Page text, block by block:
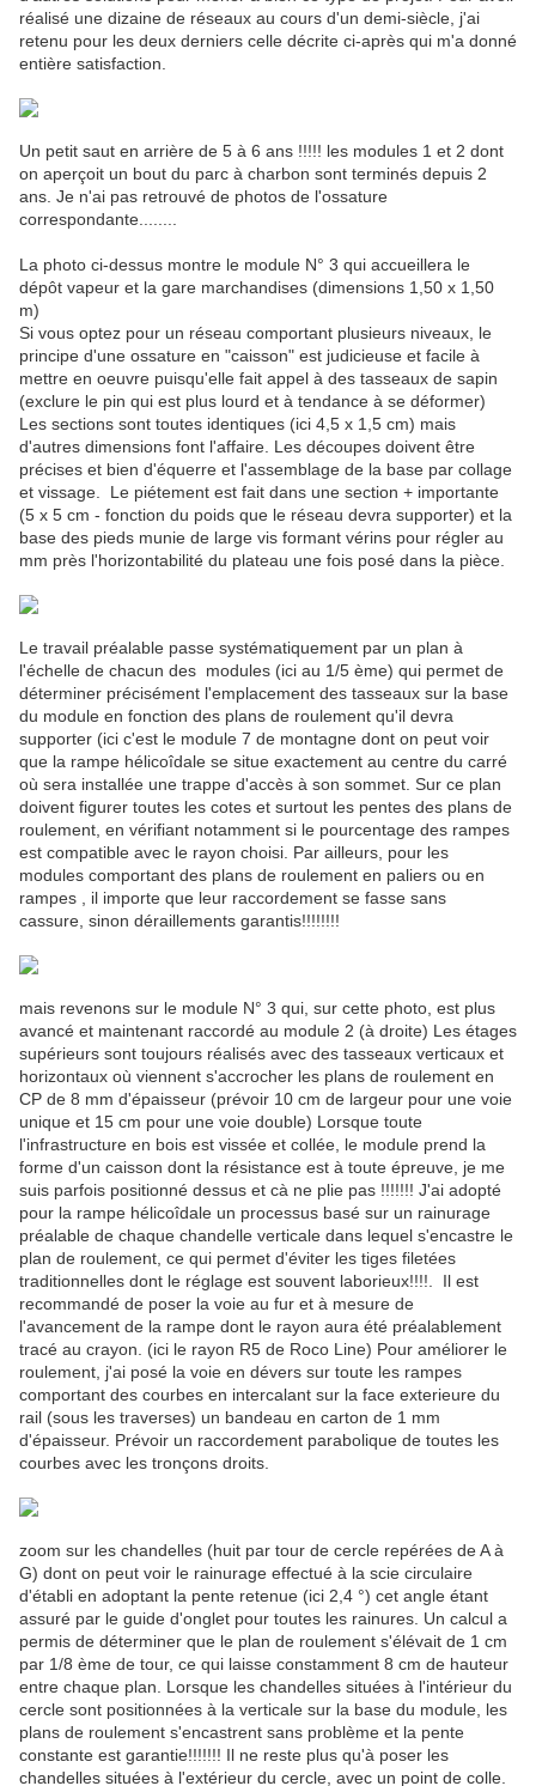
réalisé une dizaine de réseaux au cours d'un demi-siècle, j'ai
retenu pour les deux derniers celle décrite ci-après qui m'a donné
entière satisfaction.
Un petit saut en arrière de 5 à 6 ans !!!!! les modules 1 et 2 dont
on aperçoit un bout du parc à charbon sont terminés depuis 2
ans. Je n'ai pas retrouvé de photos de l'ossature
correspondante........
La photo ci-dessus montre le module N° 3 qui accueillera le
dépôt vapeur et la gare marchandises (dimensions 1,50 x 1,50
m)
Si vous optez pour un réseau comportant plusieurs niveaux, le
principe d'une ossature en "caisson" est judicieuse et facile à
mettre en oeuvre puisqu'elle fait appel à des tasseaux de sapin
(exclure le pin qui est plus lourd et à tendance à se déformer)
Les sections sont toutes identiques (ici 4,5 x 1,5 cm) mais
d'autres dimensions font l'affaire. Les découpes doivent être
précises et bien d'équerre et l'assemblage de la base par collage
et vissage. Le piétement est fait dans une section + importante
(5 x 5 cm - fonction du poids que le réseau devra supporter) et la
base des pieds munie de large vis formant vérins pour régler au
mm près l'horizontabilité du plateau une fois posé dans la pièce.
Le travail préalable passe systématiquement par un plan à
l'échelle de chacun des modules (ici au 1/5 ème) qui permet de
déterminer précisément l'emplacement des tasseaux sur la base
du module en fonction des plans de roulement qu'il devra
supporter (ici c'est le module 7 de montagne dont on peut voir
que la rampe hélicoîdale se situe exactement au centre du carré
où sera installée une trappe d'accès à son sommet. Sur ce plan
doivent figurer toutes les cotes et surtout les pentes des plans de
roulement, en vérifiant notamment si le pourcentage des rampes
est compatible avec le rayon choisi. Par ailleurs, pour les
modules comportant des plans de roulement en paliers ou en
rampes , il importe que leur raccordement se fasse sans
cassure, sinon déraillements garantis!!!!!!!!
mais revenons sur le module N° 3 qui, sur cette photo, est plus
avancé et maintenant raccordé au module 2 (à droite) Les étages
supérieurs sont toujours réalisés avec des tasseaux verticaux et
horizontaux où viennent s'accrocher les plans de roulement en
CP de 8 mm d'épaisseur (prévoir 10 cm de largeur pour une voie
unique et 15 cm pour une voie double) Lorsque toute
l'infrastructure en bois est vissée et collée, le module prend la
forme d'un caisson dont la résistance est à toute épreuve, je me
suis parfois positionné dessus et cà ne plie pas !!!!!!! J'ai adopté
pour la rampe hélicoîdale un processus basé sur un rainurage
préalable de chaque chandelle verticale dans lequel s'encastre le
plan de roulement, ce qui permet d'éviter les tiges filetées
traditionnelles dont le réglage est souvent laborieux!!!!. Il est
recommandé de poser la voie au fur et à mesure de
l'avancement de la rampe dont le rayon aura été préalablement
tracé au crayon. (ici le rayon R5 de Roco Line) Pour améliorer le
roulement, j'ai posé la voie en dévers sur toute les rampes
comportant des courbes en intercalant sur la face exterieure du
rail (sous les traverses) un bandeau en carton de 1 mm
d'épaisseur. Prévoir un raccordement parabolique de toutes les
courbes avec les tronçons droits.
zoom sur les chandelles (huit par tour de cercle repérées de A à
G) dont on peut voir le rainurage effectué à la scie circulaire
d'établi en adoptant la pente retenue (ici 2,4 °) cet angle étant
assuré par le guide d'onglet pour toutes les rainures. Un calcul a
permis de déterminer que le plan de roulement s'élévait de 1 cm
par 1/8 ème de tour, ce qui laisse constamment 8 cm de hauteur
entre chaque plan. Lorsque les chandelles situées à l'intérieur du
cercle sont positionnées à la verticale sur la base du module, les
plans de roulement s'encastrent sans problème et la pente
constante est garantie!!!!!!! Il ne reste plus qu'à poser les
chandelles situées à l'extérieur du cercle, avec un point de colle.